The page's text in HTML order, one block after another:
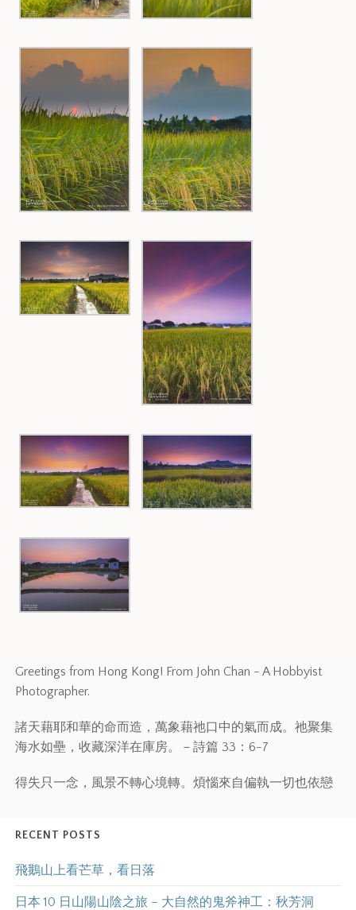
Greetings from Hong Kong! From John Chan - A Hobbyist
Photographer.
諸天藉耶和華的命而造，萬象藉祂口中的氣而成。祂聚集
海水如壘，收藏深洋在庫房。－詩篇 33：6-7
得失只一念，風景不轉心境轉。煩惱來自偏執一切也依戀
RECENT POSTS
飛鵝山上看芒草，看日落
日本 10 日山陽山陰之旅 – 大自然的鬼斧神工：秋芳洞